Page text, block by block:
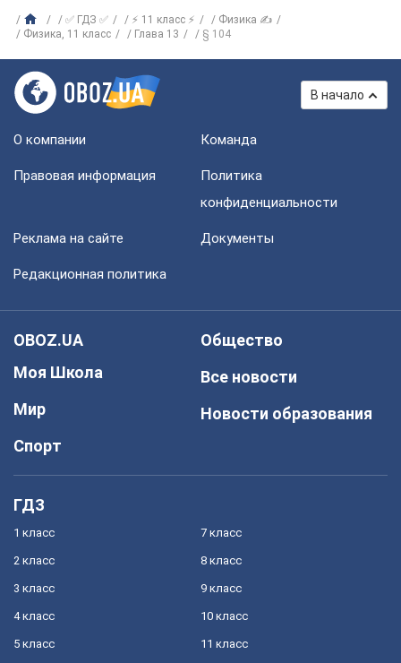
✅ ГДЗ ✅ ⚡ 11 класс ⚡
Физика ✍
Физика, 11 класс
Глава 13 § 104
В начало
О компании Команда
Правовая информация
Политика
конфиденциальности
Реклама на сайте Документы
Редакционная политика
OBOZ.UA
Моя Школа
Мир
Спорт
Общество
Все новости
Новости образования
ГДЗ
1 класс
2 класс
3 класс
4 класс
5 класс
7 класс
8 класс
9 класс
10 класс
11 класс